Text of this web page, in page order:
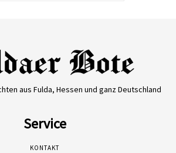
aus Fulda, Hessen und ganz Deutschland
Service
KONTAKT